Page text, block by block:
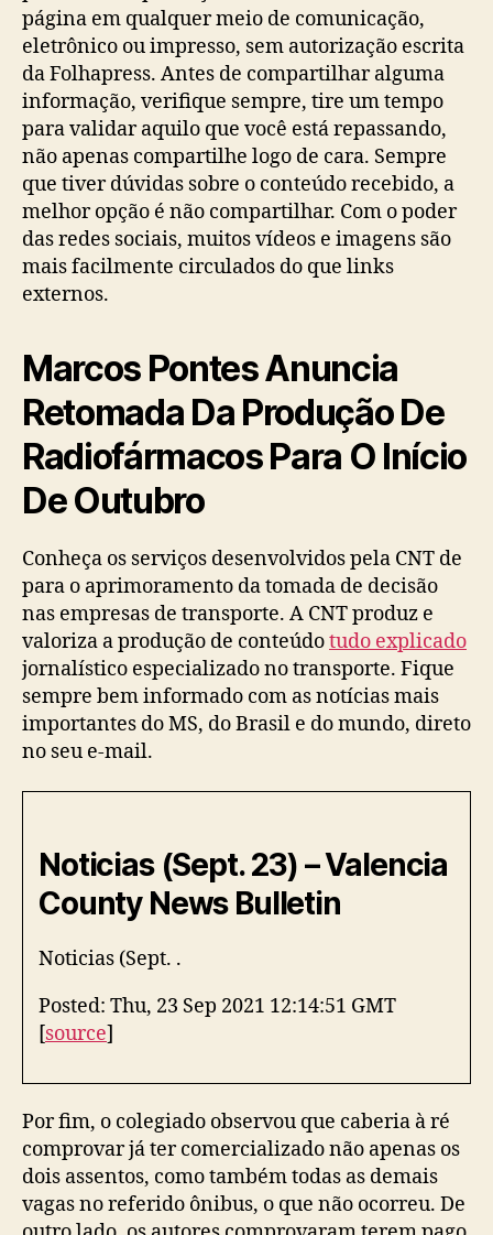
página em qualquer meio de comunicação,
eletrônico ou impresso, sem autorização escrita
da Folhapress. Antes de compartilhar alguma
informação, verifique sempre, tire um tempo
para validar aquilo que você está repassando,
não apenas compartilhe logo de cara. Sempre
que tiver dúvidas sobre o conteúdo recebido, a
melhor opção é não compartilhar. Com o poder
das redes sociais, muitos vídeos e imagens são
mais facilmente circulados do que links
externos.
Marcos Pontes Anuncia
Retomada Da Produção De
Radiofármacos Para O Início
De Outubro
Conheça os serviços desenvolvidos pela CNT de
para o aprimoramento da tomada de decisão
nas empresas de transporte. A CNT produz e
valoriza a produção de conteúdotudo explicado
jornalístico especializado no transporte. Fique
sempre bem informado com as notícias mais
importantes do MS, do Brasil e do mundo, direto
no seu e-mail.
Noticias (Sept. 23) – Valencia
County News Bulletin
Noticias (Sept. .
Posted: Thu, 23 Sep 2021 12:14:51 GMT
[source]
Por fim, o colegiado observou que caberia à ré
comprovar já ter comercializado não apenas os
dois assentos, como também todas as demais
vagas no referido ônibus, o que não ocorreu. De